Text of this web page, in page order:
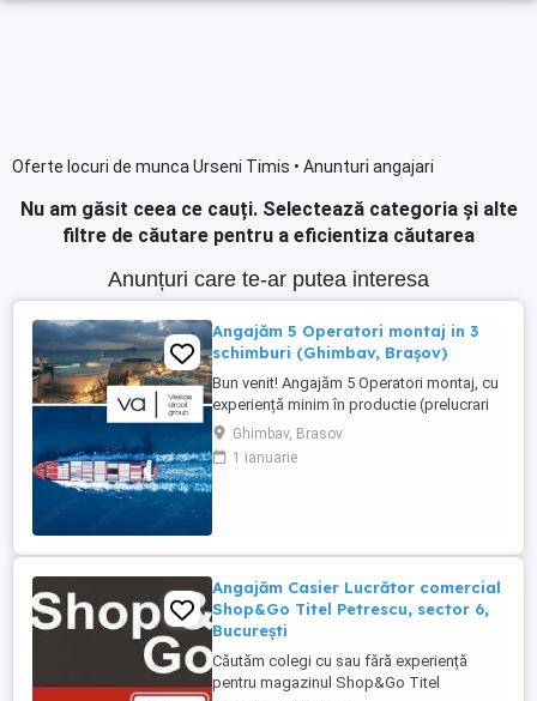
Oferte locuri de munca Urseni Timis • Anunturi angajari
Nu am găsit ceea ce cauți. Selectează categoria și alte
filtre de căutare pentru a eficientiza căutarea
Anunțuri care te-ar putea interesa
Angajăm 5 Operatori montaj in 3
schimburi (Ghimbav, Brașov)
Bun venit! Angajăm 5 Operatori montaj, cu
experiență minim în productie (prelucrari
prin aschiere). Căutăm persoane serioase,
dornice să învețe și să muncească, se va
oferi instruire la locul de muncă. Program:
Ghimbav, Brasov
1 ianuarie
Angajăm Casier Lucrător comercial
Shop&Go Titel Petrescu, sector 6,
București
Căutăm colegi cu sau fără experiență
pentru magazinul Shop&Go Titel